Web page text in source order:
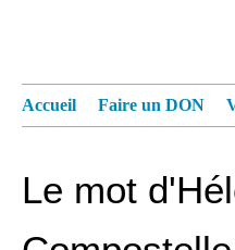
Accueil Faire un DON
Le mot